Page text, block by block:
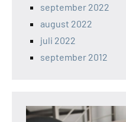
september 2022
august 2022
juli 2022
september 2012